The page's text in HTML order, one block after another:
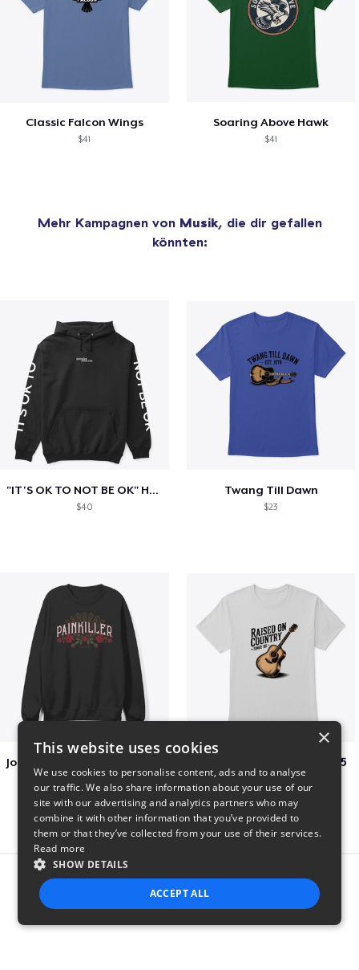
Classic Falcon Wings
$41
Soaring Above Hawk
$41
Mehr Kampagnen von Musik, die dir gefallen
könnten:
"IT'S OK TO NOT BE OK" Hoodie (BP LOGO)
$40
Twang Till Dawn
$23
Raised on Country Since 85
Report this product
×
This website uses cookies
We use cookies to personalise content, ads and to analyse
our traffic. We also share information about your use of our
site with our advertising and analytics partners who may
combine it with other information that you’ve provided to
them or that they’ve collected from your use of their services.
Read more
SHOW DETAILS
ACCEPT ALL
STRICTLY NECESSARY PERFORMANCE